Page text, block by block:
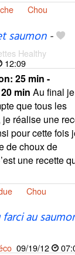
Chou
saumon-
Healthy
12:09
25 min -
20 min Au final
que tous les
je réalise une
pour cette fois
de choux de
une recette
Chou
au
09/19/12